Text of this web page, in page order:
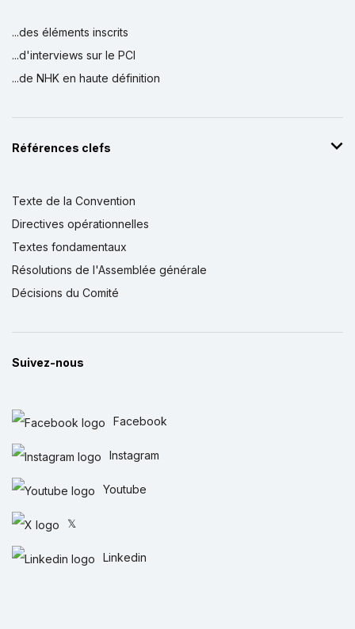
...des éléments inscrits
...d'interviews sur le PCI
...de NHK en haute définition
Références clefs
Texte de la Convention
Directives opérationnelles
Textes fondamentaux
Résolutions de l'Assemblée générale
Décisions du Comité
Suivez-nous
Facebook
Instagram
Youtube
𝕏
Linkedin